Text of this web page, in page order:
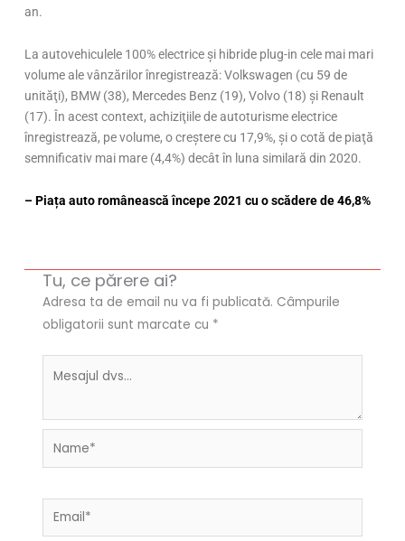
an.
La autovehiculele 100% electrice şi hibride plug-in cele mai mari
volume ale vânzărilor înregistrează: Volkswagen (cu 59 de
unităţi), BMW (38), Mercedes Benz (19), Volvo (18) şi Renault
(17). În acest context, achiziţiile de autoturisme electrice
înregistrează, pe volume, o creştere cu 17,9%, şi o cotă de piaţă
semnificativ mai mare (4,4%) decât în luna similară din 2020.
– Piața auto românească începe 2021 cu o scădere de 46,8%
Tu, ce părere ai?
Adresa ta de email nu va fi publicată. Câmpurile
obligatorii sunt marcate cu *
Name*
Email*